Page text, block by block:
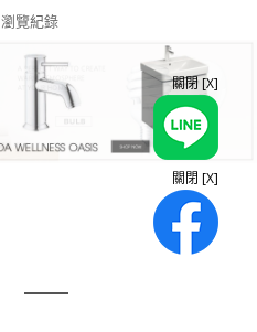
瀏覽紀錄
關閉 [X]
關閉 [X]